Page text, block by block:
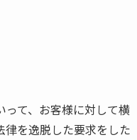
って、お客様に対して横
を逸脱した要求をした